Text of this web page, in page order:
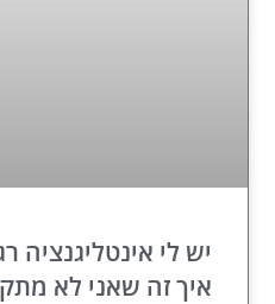
יש לי אינטליגנציה
איך זה שאני לא